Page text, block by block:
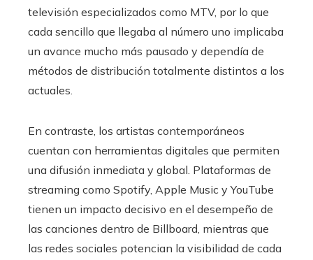
televisión especializados como MTV, por lo que
cada sencillo que llegaba al número uno implicaba
un avance mucho más pausado y dependía de
métodos de distribución totalmente distintos a los
actuales.
En contraste, los artistas contemporáneos
cuentan con herramientas digitales que permiten
una difusión inmediata y global. Plataformas de
streaming como Spotify, Apple Music y YouTube
tienen un impacto decisivo en el desempeño de
las canciones dentro de Billboard, mientras que
las redes sociales potencian la visibilidad de cada